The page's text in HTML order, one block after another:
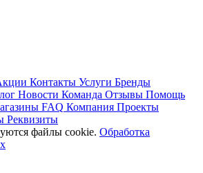
Контакты Услуги Бренды
Новости Команда Отзывы Помощь
FAQ Компания Проекты
Реквизиты
файлы cookie. Обработка